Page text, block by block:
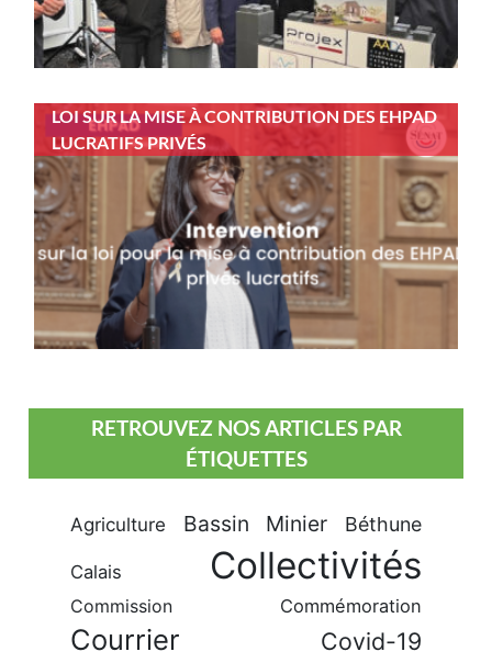
LOI SUR LA MISE À CONTRIBUTION DES EHPAD
LUCRATIFS PRIVÉS
RETROUVEZ NOS ARTICLES PAR
ÉTIQUETTES
Agriculture Bassin Minier Béthune
Calais Collectivités
Commission Commémoration
Courrier Covid-19